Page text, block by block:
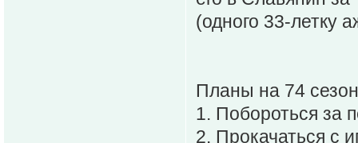
(одного 33-летку
Планы на 74
1. Побороться за
2. Прокачаться с